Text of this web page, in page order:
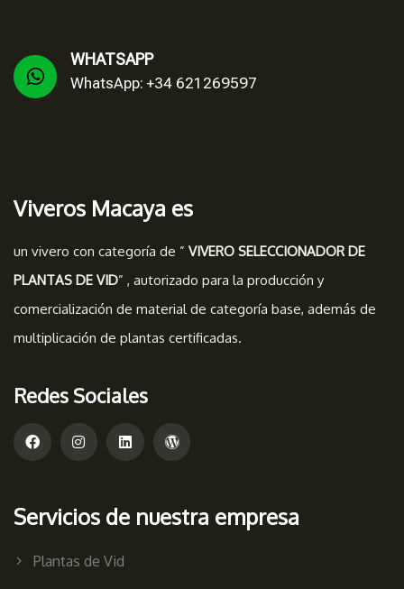
WHATSAPP
WhatsApp: +34 621269597
Viveros Macaya es
un vivero con categoría de ” VIVERO SELECCIONADOR DE
PLANTAS DE VID” , autorizado para la producción y
comercialización de material de categoría base, además de
multiplicación de plantas certificadas.
Redes Sociales
Servicios de nuestra empresa
Plantas de Vid